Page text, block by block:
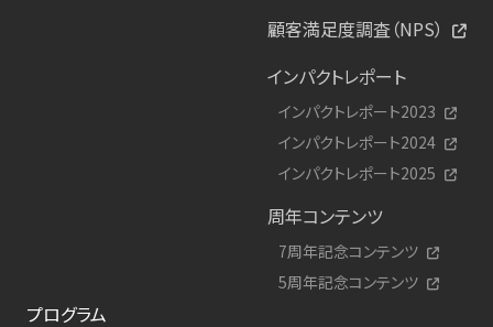
顧客満足度調査（NPS）
インパクトレポート
インパクトレポート2023
インパクトレポート2024
インパクトレポート2025
周年コンテンツ
7周年記念コンテンツ
5周年記念コンテンツ
プログラム